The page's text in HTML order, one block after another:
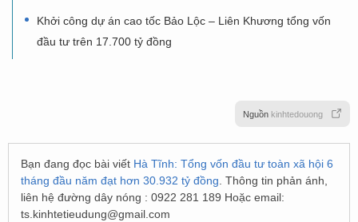
Khởi công dự án cao tốc Bảo Lộc – Liên Khương tổng vốn
đầu tư trên 17.700 tỷ đồng
Nguồn kinhtedouong
Bạn đang đọc bài viết Hà Tĩnh: Tổng vốn đầu tư toàn xã hội 6
tháng đầu năm đạt hơn 30.932 tỷ đồng . Thông tin phản ánh,
liên hệ đường dây nóng : 0922 281 189 Hoặc email:
ts.kinhtetieudung@gmail.com